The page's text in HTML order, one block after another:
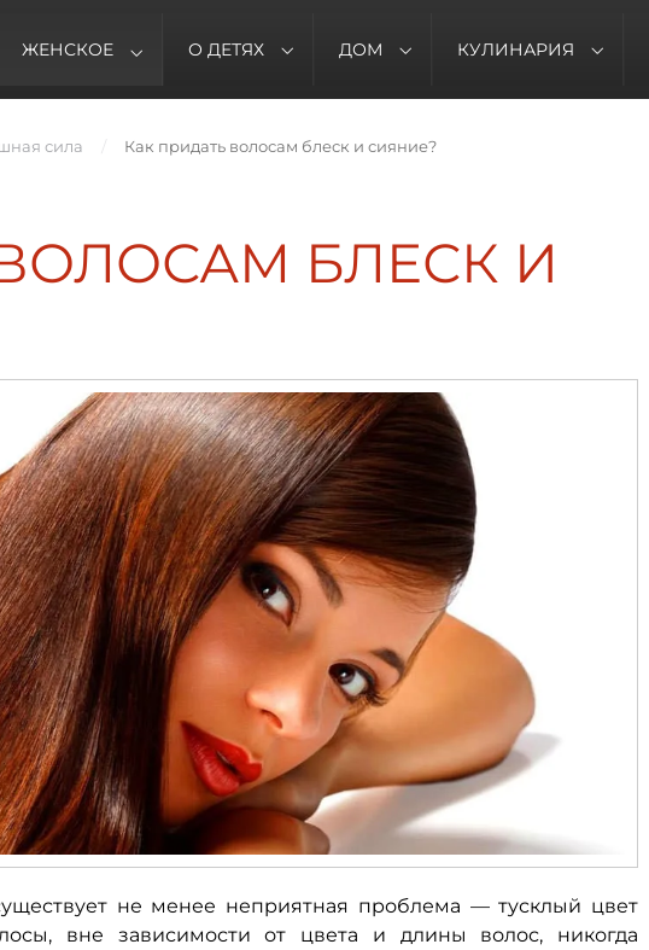
ЖЕНСКОЕ О ДЕТЯХ ДОМ КУЛИНАРИЯ
сила Как придать волосам блеск и сияние?
БЛЕСК И
не менее неприятная проблема — тусклый цвет
вне зависимости от цвета и длины волос, никогда